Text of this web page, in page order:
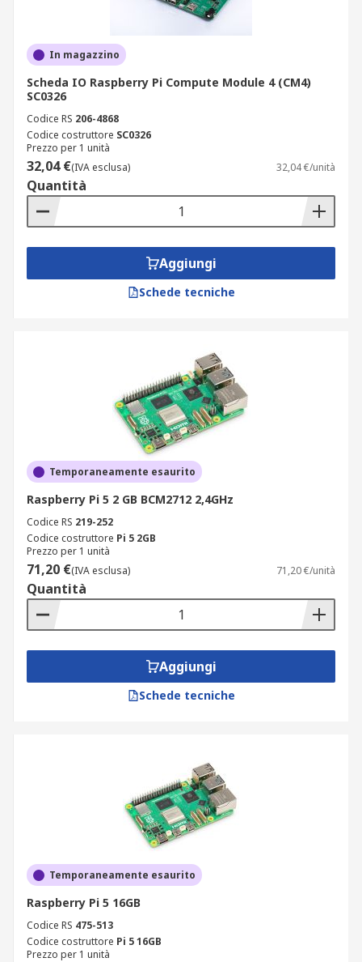
In magazzino
Scheda IO Raspberry Pi Compute Module 4 (CM4)
SC0326
Codice RS 206-4868
Codice costruttore SC0326
Prezzo per 1 unità
32,04 €(IVA esclusa) 32,04 €/unità
Quantità
Aggiungi
Schede tecniche
Temporaneamente esaurito
Raspberry Pi 5 2 GB BCM2712 2,4GHz
Codice RS 219-252
Codice costruttore Pi 5 2GB
Prezzo per 1 unità
71,20 €(IVA esclusa) 71,20 €/unità
Quantità
Aggiungi
Schede tecniche
Temporaneamente esaurito
Raspberry Pi 5 16GB
Codice RS 475-513
Codice costruttore Pi 5 16GB
Prezzo per 1 unità